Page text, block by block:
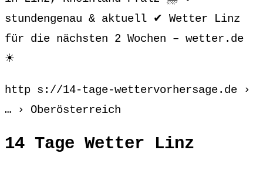
stundengenau & aktuell ✔ Wetter Linz
für die nächsten 2 Wochen – wetter.de
☀
http s://14-tage-wettervorhersage.de ›
… › Oberösterreich
14 Tage Wetter Linz